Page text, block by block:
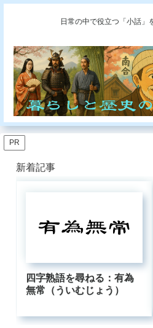
日常の中で役立つ「小話」
PR
新着記事
四字熟語を尋ねる：有為
無常（ういむじょう）